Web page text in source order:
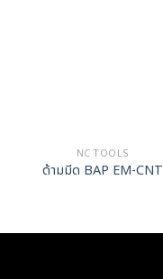
NC TOOLS
ด้ามมีด BAP EM-CNT